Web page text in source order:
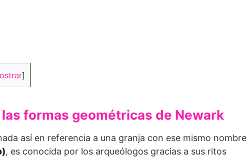
]
formas geométricas de Newark
así en referencia a una granja con ese mismo nombre
, es conocida por los arqueólogos gra­cias a sus ritos